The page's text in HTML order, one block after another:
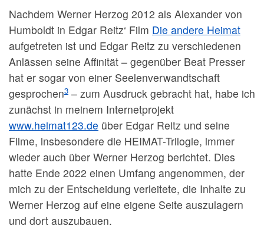
Nachdem Werner Herzog 2012 als Alexander von
Humboldt in Edgar Reitz‘ Film Die andere Heimat
aufgetreten ist und Edgar Reitz zu verschiedenen
Anlässen seine Affinität – gegenüber Beat Presser
hat er sogar von einer Seelenverwandtschaft
gesprochen3 – zum Ausdruck gebracht hat, habe ich
zunächst in meinem Internetprojekt
www.heimat123.de über Edgar Reitz und seine
Filme, insbesondere die HEIMAT-Trilogie, immer
wieder auch über Werner Herzog berichtet. Dies
hatte Ende 2022 einen Umfang angenommen, der
mich zu der Entscheidung verleitete, die Inhalte zu
Werner Herzog auf eine eigene Seite auszulagern
und dort auszubauen.